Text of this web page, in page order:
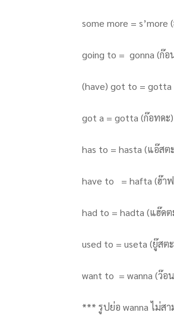
some more = s’more
going to = gonna (ก๊อ
(have) got to =
got a = gotta (ก๊อทดะ
has to = hasta (แอ๊สต
have to = hafta (ฮ๊าฟ
had to = hadta (แฮ๊ดต
used to = useta (ยู๊สต
want to = wanna (ว๊อ
*** รูปย่อ wanna ไม่ส